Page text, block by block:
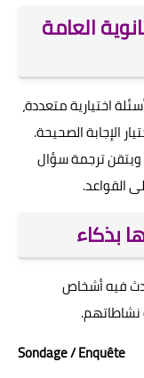
العامة
اختيارية متعددة،
الإجابة الصحيحة.
ترجمة سؤال
القواعد.
بذكاء
فيه أشخاص
نشاطاتهم.
Sondage / Enquête